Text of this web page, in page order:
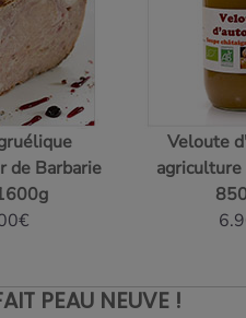
de Barbarie
Veloute
PEAU NEUVE !